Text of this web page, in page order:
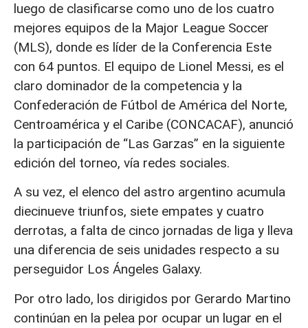
luego de clasificarse como uno de los cuatro
mejores equipos de la Major League Soccer
(MLS), donde es líder de la Conferencia Este
con 64 puntos. El equipo de Lionel Messi, es el
claro dominador de la competencia y la
Confederación de Fútbol de América del Norte,
Centroamérica y el Caribe (CONCACAF), anunció
la participación de “Las Garzas” en la siguiente
edición del torneo, vía redes sociales.
A su vez, el elenco del astro argentino acumula
diecinueve triunfos, siete empates y cuatro
derrotas, a falta de cinco jornadas de liga y lleva
una diferencia de seis unidades respecto a su
perseguidor Los Ángeles Galaxy.
Por otro lado, los dirigidos por Gerardo Martino
continúan en la pelea por ocupar un lugar en el